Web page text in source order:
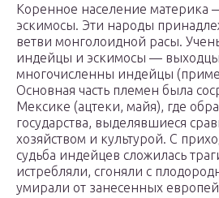
Коренное население материка
эскимосы. Эти народы
ветви монголоидной расы.
индейцы и эскимосы —
многочисленны индейцы
Основная часть племен была
Мексике (ацтеки, майя), где
государства, выделявшиеся
хозяйством и культурой. С
судьба индейцев сложилась
истребляли, сгоняли с
умирали от занесенных